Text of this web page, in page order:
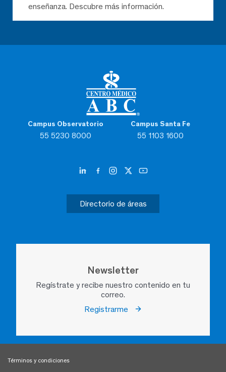
Campus Observatorio
55 5230 8000
Campus Santa Fe
55 1103 1600
Directorio de áreas
Newsletter
Regístrate y recibe nuestro contenido en tu
correo.
Registrarme
enseñanza. Descubre más información.
Términos y condiciones